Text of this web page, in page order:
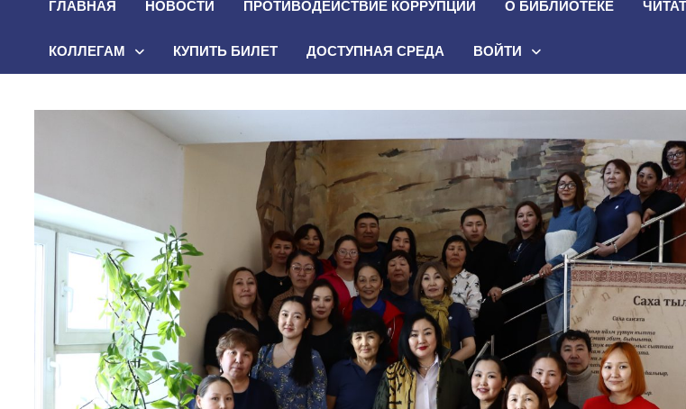
ГЛАВНАЯ НОВОСТИ ПРОТИВОДЕЙСТВИЕ КОРРУПЦИИ О БИБЛИОТЕКЕ
КОЛЛЕГАМ КУПИТЬ БИЛЕТ ДОСТУПНАЯ СРЕДА ВОЙТИ